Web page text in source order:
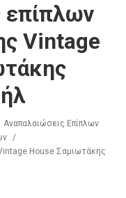
επίπλων
Vintage
Αναπαλαιώσεις Επίπλων
/
House Σαμιωτάκης